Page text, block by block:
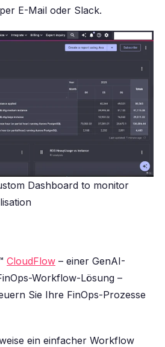
E-Mail oder Slack.
Dashboard to monitor
CloudFlow – einer GenAI-
Workflow-Lösung –
Sie Ihre FinOps-Prozesse
ein einfacher Workflow